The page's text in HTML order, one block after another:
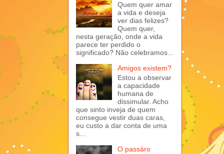
Quem quer amar
a vida e deseja
ver dias felizes?
Quem quer,
nesta geração, onde a vida
parece ter perdido o
significado? Não celebramos...
Amigos existem?
Estou a observar
a capacidade
humana de
dissimular. Acho
que sinto inveja de quem
consegue vestir duas caras,
eu custo a dar conta de uma
s...
O passáro